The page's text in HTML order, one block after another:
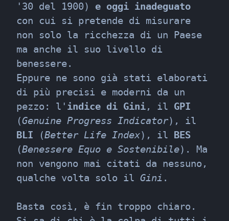
'30 del 1900) e oggi inadeguato
con cui si pretende di misurare
non solo la ricchezza di un Paese
ma anche il suo livello di
benessere.
Eppure ne sono già stati elaborati
di più precisi e moderni da un
pezzo: l' indice di Gini, il GPI
(Genuine Progress Indicator
BLI (Better Life Index), il BES
(Benessere Equo e Sostenibile). Ma
non vengono mai citati da nessuno,
qualche volta solo il Gini .
Basta così, è fin troppo chiaro.